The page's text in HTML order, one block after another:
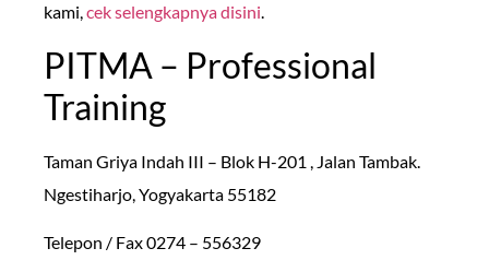
kami,cek selengkapnya disini.
PITMA – Professional
Training
Taman Griya Indah III – Blok H-201 , Jalan Tambak.
Ngestiharjo, Yogyakarta 55182
Telepon / Fax 0274 – 556329